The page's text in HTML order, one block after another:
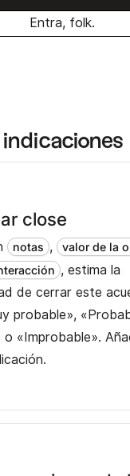
Entra, folk.
indicaciones
close
notas , valor de la
, estima la
de cerrar este
probable»,
«Improbable».